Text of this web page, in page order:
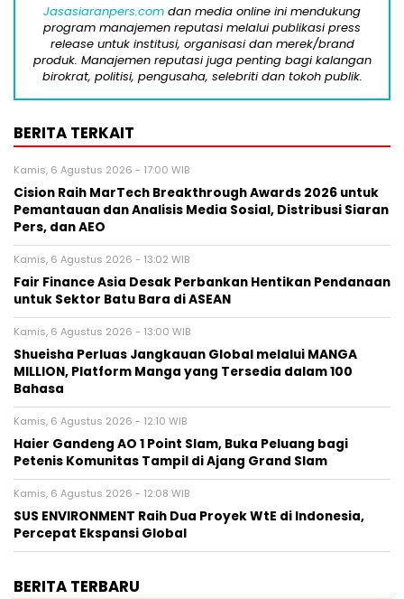
Jasasiaranpers.com dan media online ini mendukung
program manajemen reputasi melalui publikasi press
release untuk institusi, organisasi dan merek/brand
produk. Manajemen reputasi juga penting bagi kalangan
birokrat, politisi, pengusaha, selebriti dan tokoh publik.
BERITA TERKAIT
Kamis, 6 Agustus 2026 - 17:00 WIB
Cision Raih MarTech Breakthrough Awards 2026 untuk
Pemantauan dan Analisis Media Sosial, Distribusi Siaran
Pers, dan AEO
Kamis, 6 Agustus 2026 - 13:02 WIB
Fair Finance Asia Desak Perbankan Hentikan Pendanaan
untuk Sektor Batu Bara di ASEAN
Kamis, 6 Agustus 2026 - 13:00 WIB
Shueisha Perluas Jangkauan Global melalui MANGA
MILLION, Platform Manga yang Tersedia dalam 100
Bahasa
Kamis, 6 Agustus 2026 - 12:10 WIB
Haier Gandeng AO 1 Point Slam, Buka Peluang bagi
Petenis Komunitas Tampil di Ajang Grand Slam
Kamis, 6 Agustus 2026 - 12:08 WIB
SUS ENVIRONMENT Raih Dua Proyek WtE di Indonesia,
Percepat Ekspansi Global
BERITA TERBARU